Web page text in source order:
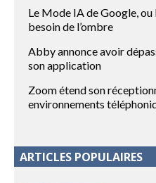
Le Mode IA de Google, ou
besoin de l’ombre
Abby annonce avoir
son application
Zoom étend son
environnements
ARTICLES POPULAIRES